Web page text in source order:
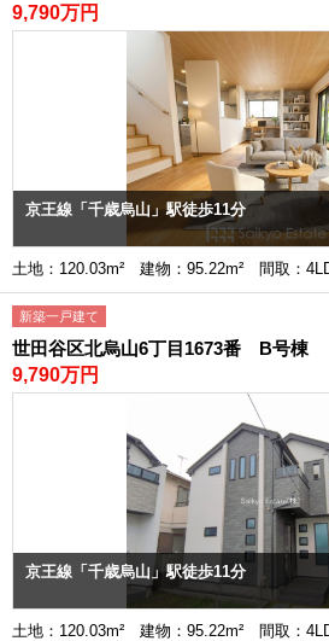
9,790万円
京王線「千歳烏山」駅徒歩11分
土地：120.03m² 建物：95.22m² 間取：
新築一戸建て
世田谷区北烏山6丁目1673番 B号棟
9,790万円
京王線「千歳烏山」駅徒歩11分
土地：120.03m² 建物：95.22m² 間取：